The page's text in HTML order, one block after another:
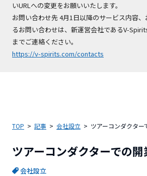
いURLへの変更をお願いいたします。
お問い合わせ先 4月1日以降のサービス内容
るお問い合わせは、新運営会社であるV-
までご連絡ください。
https://v-spirits.com/contacts
TOP 記事 会社設立 ツアーコンダクター
ツアーコンダクターでの
会社設立